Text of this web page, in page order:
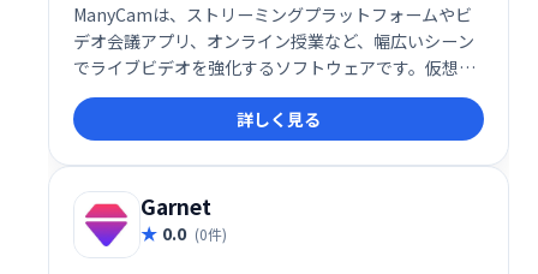
ManyCamは、ストリーミングプラットフォームやビ
デオ会議アプリ、オンライン授業など、幅広いシーン
でライブビデオを強化するソフトウェアです。仮想背
景やエフェクトの追加、複数のカメラ切り替えなどの
高度な機能を搭載し、ビデオ通話や配信をより魅力的
に演出します。プロフェッショナルから初心者まで使
いやすい設計で、様々な用途に対応可能です。
詳しく見る
Garnet
0.0 (0件)